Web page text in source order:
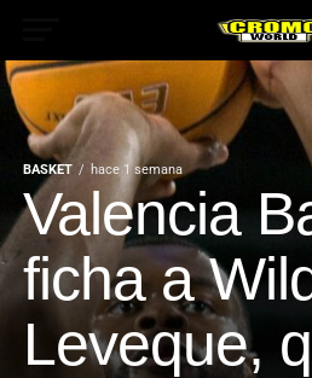
BASKET hace 1 semana
Valencia
ficha a
Leveque,